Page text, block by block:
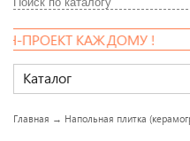
ПРОЕКТ КАЖДОМУ !
Каталог
Главная → Напольная плитка